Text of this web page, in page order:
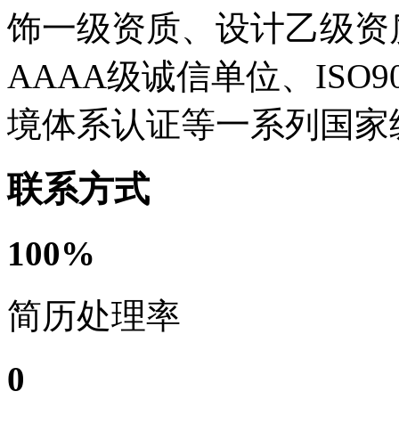
饰一级资质、设计乙级
AAAA级诚信单位、
境体系认证等一系列国
联系方式
100%
简历处理率
0